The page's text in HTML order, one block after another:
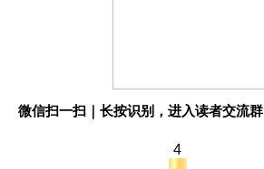
微信扫一扫｜长按识别，进入读者交流群
4